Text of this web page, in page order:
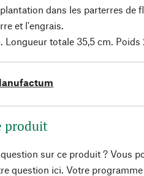
dans les parterres de
et l'engrais.
Longueur totale 35,5 cm. Poids
produit
sur ce produit ? Vous
question ici. Votre